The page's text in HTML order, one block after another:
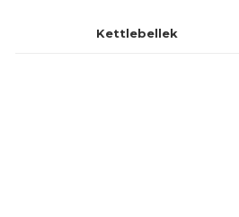
Kettlebellek